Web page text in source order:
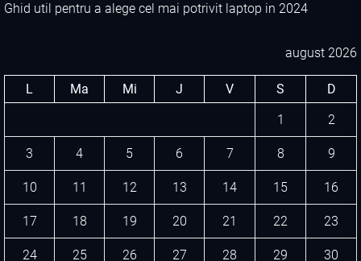
Ghid util pentru a alege cel mai potrivit laptop in 2024
august 2026
L Ma Mi J V S
D
1
2
3 4 5 6 7 8 9
10 11 12 13 14 15 16
17 18 19 20 21 22 23
24 25 26 27 28 29 30